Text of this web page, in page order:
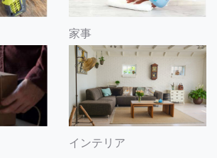
家事
インテリア